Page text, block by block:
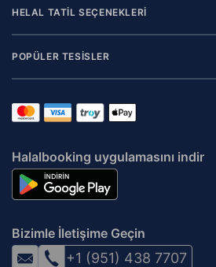
HELAL TATİL SEÇENEKLERİ
POPÜLER TESİSLER
Halalbooking uygulamasını indir
Bizimle İletişime Geçin
+1 (951) 438 7707